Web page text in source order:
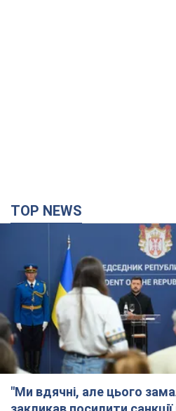
TOP NEWS
"Ми вдячні, але цього